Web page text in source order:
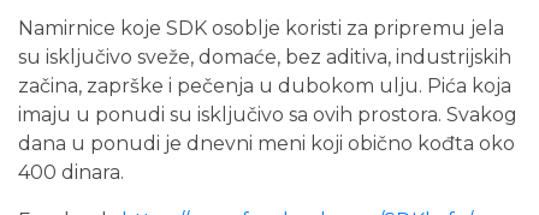
Namirnice koje SDK osoblje koristi za pripremu jela
su isključivo sveže, domaće, bez aditiva, industrijskih
začina, zaprške i pečenja u dubokom ulju. Pića koja
imaju u ponudi su isključivo sa ovih prostora. Svakog
dana u ponudi je dnevni meni koji obično kođta oko
400 dinara.